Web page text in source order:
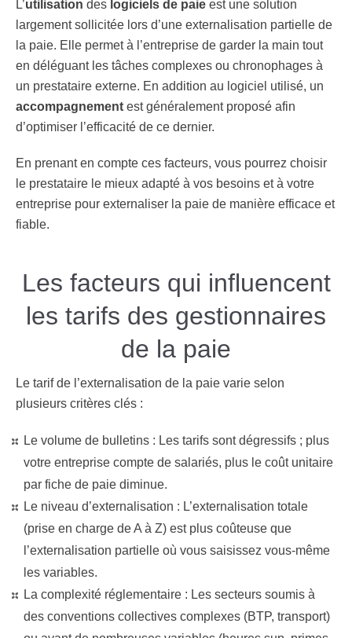
L’utilisation des logiciels de paie est une solution
largement sollicitée lors d’une externalisation partielle de
la paie. Elle permet à l’entreprise de garder la main tout
en déléguant les tâches complexes ou chronophages à
un prestataire externe. En addition au logiciel utilisé, un
accompagnement est généralement proposé afin
d’optimiser l’efficacité de ce dernier.
En prenant en compte ces facteurs, vous pourrez choisir
le prestataire le mieux adapté à vos besoins et à votre
entreprise pour externaliser la paie de manière efficace et
fiable.
Les facteurs qui influencent
les tarifs des gestionnaires
de la paie
Le tarif de l’externalisation de la paie varie selon
plusieurs critères clés :
Le volume de bulletins : Les tarifs sont dégressifs ; plus
votre entreprise compte de salariés, plus le coût unitaire
par fiche de paie diminue.
Le niveau d’externalisation : L’externalisation totale
(prise en charge de A à Z) est plus coûteuse que
l’externalisation partielle où vous saisissez vous-même
les variables.
La complexité réglementaire : Les secteurs soumis à
des conventions collectives complexes (BTP, transport)